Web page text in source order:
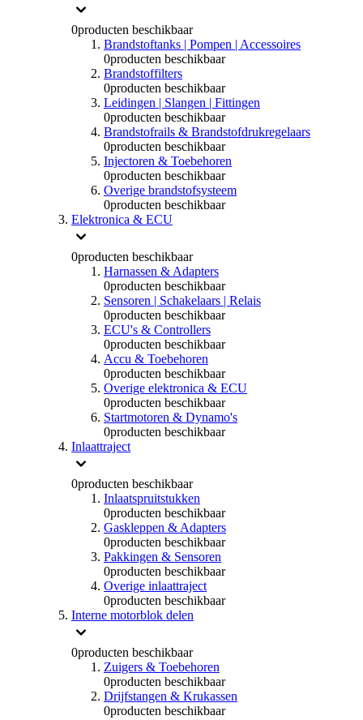
0producten beschikbaar
Brandstoftanks | Pompen | Accessoires
0producten beschikbaar
Brandstoffilters
0producten beschikbaar
Leidingen | Slangen | Fittingen
0producten beschikbaar
Brandstofrails & Brandstofdrukregelaars
0producten beschikbaar
Injectoren & Toebehoren
0producten beschikbaar
Overige brandstofsysteem
0producten beschikbaar
Elektronica & ECU
0producten beschikbaar
Harnassen & Adapters
0producten beschikbaar
Sensoren | Schakelaars | Relais
0producten beschikbaar
ECU's & Controllers
0producten beschikbaar
Accu & Toebehoren
0producten beschikbaar
Overige elektronica & ECU
0producten beschikbaar
Startmotoren & Dynamo's
0producten beschikbaar
Inlaattraject
0producten beschikbaar
Inlaatspruitstukken
0producten beschikbaar
Gaskleppen & Adapters
0producten beschikbaar
Pakkingen & Sensoren
0producten beschikbaar
Overige inlaattraject
0producten beschikbaar
Interne motorblok delen
0producten beschikbaar
Zuigers & Toebehoren
0producten beschikbaar
Drijfstangen & Krukassen
0producten beschikbaar